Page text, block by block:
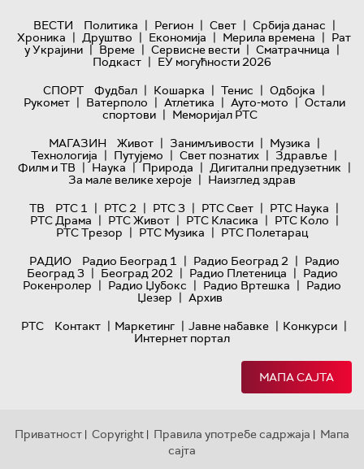
ВЕСТИ Политика | Регион | Свет | Србија данас |
Хроника | Друштво | Економија | Мерила времена | Рат
у Украјини | Време | Сервисне вести | Сматрачница |
Подкаст | ЕУ могућности 2026
СПОРТ
Фудбал | Кошарка | Тенис | Одбојка |
Рукомет | Ватерполо | Атлетика | Ауто-мото | Остали
спортови | Меморијал РТС
МАГАЗИН
Живот | Занимљивости | Музика |
Технологијa | Путујемо | Свет познатих | Здравље |
Филм и ТВ | Наука | Природа | Дигитални предузетник |
За мале велике хероје | Наизглед здрав
ТВ
РТС 1 | РТС 2 | РТС 3 | РТС Свет | РТС Наука |
РТС Драма | РТС Живот | РТС Класика | РТС Коло |
РТС Трезор | РТС Музика | РТС Полетарац
РАДИО
Радио Београд 1 | Радио Београд 2 | Радио
Београд 3 | Београд 202 | Радио Плетеница | Радио
Рокенролер | Радио Џубокс | Радио Вртешка | Радио
Џезер | Архив
РТС
Контакт | Маркетинг | Јавне набавке | Конкурси |
Интернет портал
МАПА САЈТА
Приватност | Copyright | Правила употребе садржаја | Мапа
сајта